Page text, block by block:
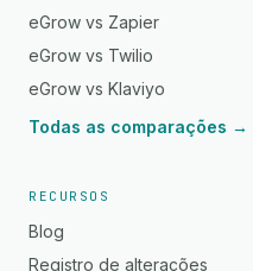
eGrow vs Zapier
eGrow vs Twilio
eGrow vs Klaviyo
Todas as comparações →
RECURSOS
Blog
Registro de alterações